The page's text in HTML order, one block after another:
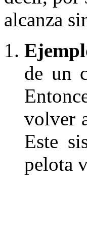
alcanza
E
de un
volver
Este
pelota